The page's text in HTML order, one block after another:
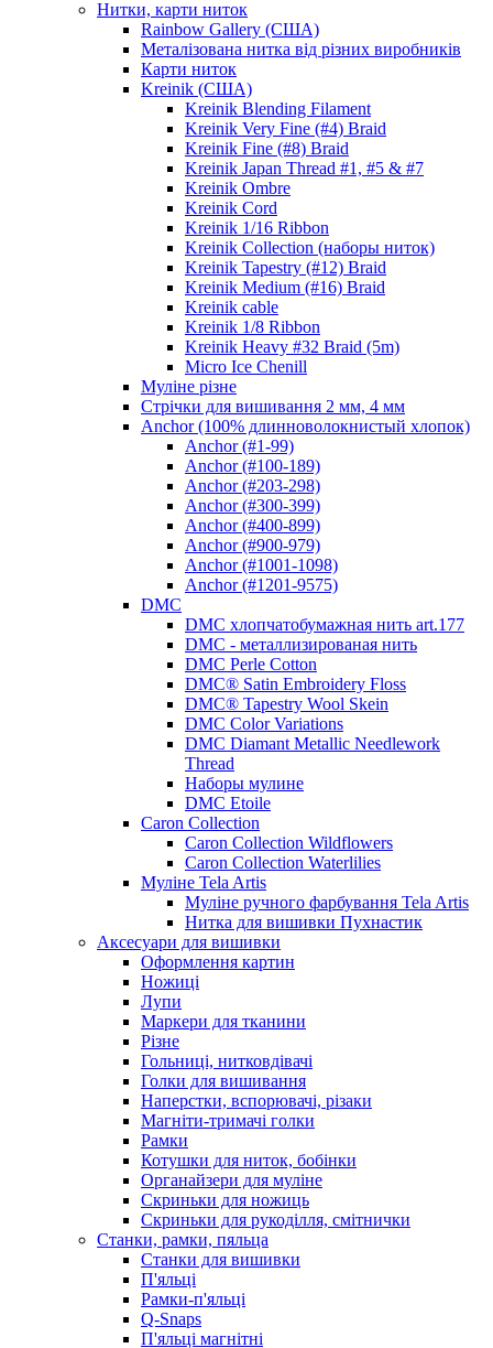
Нитки, карти ниток
Rainbow Gallery (США)
Металізована нитка від різних виробників
Карти ниток
Kreinik (США)
Kreinik Blending Filament
Kreinik Very Fine (#4) Braid
Kreinik Fine (#8) Braid
Kreinik Japan Thread #1, #5 & #7
Kreinik Ombre
Kreinik Cord
Kreinik 1/16 Ribbon
Kreinik Collection (наборы ниток)
Kreinik Tapestry (#12) Braid
Kreinik Medium (#16) Braid
Kreinik cable
Kreinik 1/8 Ribbon
Kreinik Heavy #32 Braid (5m)
Micro Ice Chenill
Муліне різне
Стрічки для вишивання 2 мм, 4 мм
Anchor (100% длинноволокнистый хлопок)
Anchor (#1-99)
Anchor (#100-189)
Anchor (#203-298)
Anchor (#300-399)
Anchor (#400-899)
Anchor (#900-979)
Anchor (#1001-1098)
Anchor (#1201-9575)
DMC
DMC хлопчатобумажная нить art.177
DMC - металлизированая нить
DMC Perle Cotton
DMC® Satin Embroidery Floss
DMC® Tapestry Wool Skein
DMC Color Variations
DMC Diamant Metallic Needlework
Thread
Наборы мулине
DMC Etoile
Caron Collection
Caron Collection Wildflowers
Caron Collection Waterlilies
Муліне Tela Artis
Муліне ручного фарбування Tela Artis
Нитка для вишивки Пухнастик
Аксесуари для вишивки
Оформлення картин
Ножиці
Лупи
Маркери для тканини
Різне
Гольниці, нитковдівачі
Голки для вишивання
Наперстки, вспорювачі, різаки
Магніти-тримачі голки
Рамки
Котушки для ниток, бобінки
Органайзери для муліне
Скриньки для ножиць
Скриньки для рукоділля, смітнички
Станки, рамки, пяльца
Станки для вишивки
П'яльці
Рамки-п'яльці
Q-Snaps
П'яльці магнітні